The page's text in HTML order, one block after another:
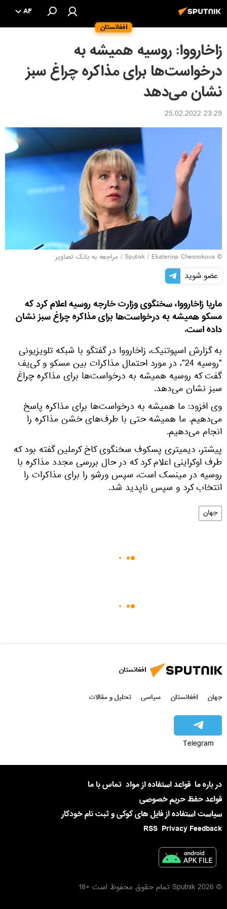
افغانستان
AF
زاخارووا: روسیه همیشه به
درخواست‌ها برای مذاکره چراغ سبز
نشان می‌دهد
23:29 25.02.2022
© Sputnik / Ekaterina Chesnokova
/ مراجعه به بانک تصاویر
عضو شوید
ماریا زاخارووا، سخنگوی وزارت خارجه روسیه اعلام کرد که
مسکو همیشه به درخواست‌ها برای مذاکره چراغ سبز نشان
داده است.
به گزارش اسپوتنیک، زاخارووا در گفتگو با شبکه تلویزیونی
"روسیه 24"، در مورد احتمال مذاکرات بین مسکو و کی‌یف
گفت که روسیه همیشه به درخواست‌ها برای مذاکره چراغ
سبز نشان می‌دهد.
وی افزود: ما همیشه به درخواست‌ها برای مذاکره پاسخ
می‌دهیم. ما همیشه حتی با طرف‌های خشن مذاکره را
انجام می‌دهیم.
پیشتر، دیمیتری پسکوف سخنگوی کاخ کرملین گفته بود که
طرف اوکراینی اعلام کرد که در حال بررسی مجدد مذاکره با
روسیه در مینسک است، سپس ورشو را برای مذاکرات را
انتخاب کرد و سپس ناپدید شد.
جهان
افغانستان
جهان افغانستان سیاسی تحلیل و مقالات
Telegram
در باره ما قواعد استفاده از مواد تماس با ما
قواعد حفظ حریم خصوصی
سیاست استفاده از فایل های کوکی و ثبت نام خودکار
Privacy Feedback
RSS
© 2026 Sputnik تمام حقوق محفوظ است +18